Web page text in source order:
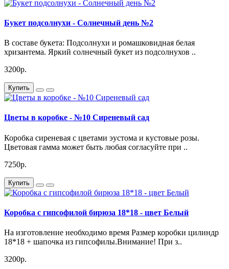
Букет подсолнухи - Солнечный день №2
В составе букета: Подсолнухи и ромашковидная белая
хризантема. Яркий солнечный букет из подсолнухов ..
3200р.
Купить
Цветы в коробке - №10 Сиреневый сад
Коробка сиреневая с цветами эустома и кустовые розы.
Цветовая гамма может быть любая согласуйте при ..
7250р.
Купить
Коробка с гипсофилой бирюза 18*18 - цвет Белый
На изготовление необходимо время Размер коробки цилиндр
18*18 + шапочка из гипсофилы.Внимание! При з..
3200р.